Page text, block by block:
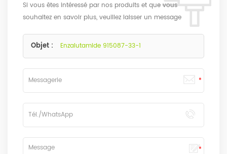
Si vous êtes intéressé par nos produits et que vous
souhaitez en savoir plus, veuillez laisser un message
Objet : Enzalutamide 915087-33-1